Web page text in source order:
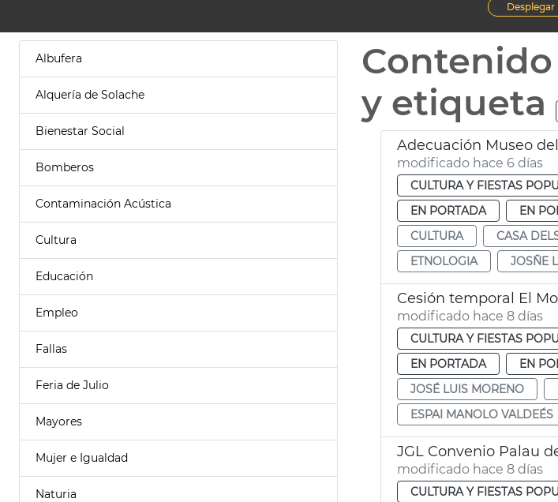
Desplegar
Albufera
Alquería de Solache
Bienestar Social
Bomberos
Contaminación Acústica
Cultura
Educación
Empleo
Fallas
Feria de Julio
Mayores
Mujer e Igualdad
Naturia
y etiqueta
Adecuación Museo
modificado hace 6 días
CULTURA Y FIESTAS
EN PORTADA
EN
CULTURA
CASA
ETNOLOGIA
JOSÑE
Cesión temporal El
modificado hace 8 días
CULTURA Y FIESTAS
EN PORTADA
EN
JOSÉ LUIS MORENO
ESPAI MANOLO VALDEÉS
JGL Convenio Palau
modificado hace 8 días
CULTURA Y FIESTAS